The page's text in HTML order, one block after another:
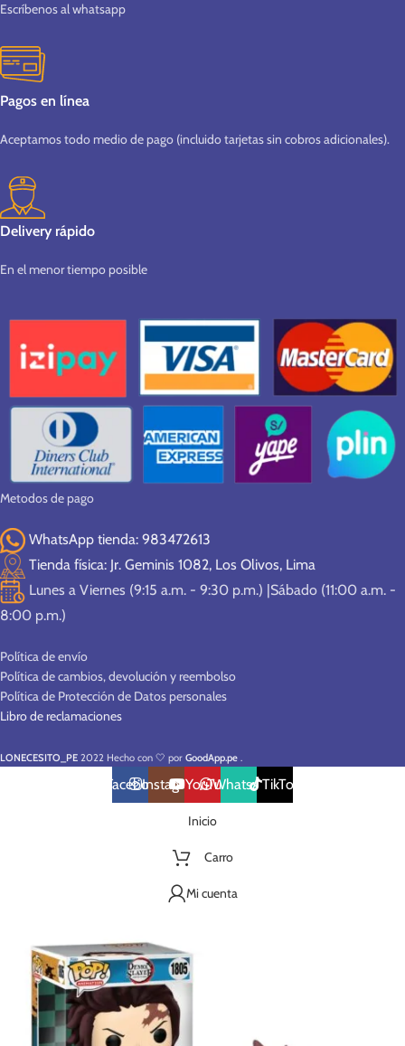
Escríbenos al whatsapp
Pagos en línea
Aceptamos todo medio de pago (incluido tarjetas sin cobros adicionales).
Delivery rápido
En el menor tiempo posible
Metodos de pago
WhatsApp tienda: 983472613
Tienda física: Jr. Geminis 1082, Los Olivos, Lima
Lunes a Viernes (9:15 a.m. - 9:30 p.m.) |Sábado (11:00 a.m. -
8:00 p.m.)
Política de envío
Política de cambios, devolución y reembolso
Política de Protección de Datos personales
Libro de reclamaciones
LONECESITO_PE 2022 Hecho con 🤍 por GoodApp.pe .
FacebookInstagramYouTubeWhatsAppTikTok
Inicio
Carro
Mi cuenta